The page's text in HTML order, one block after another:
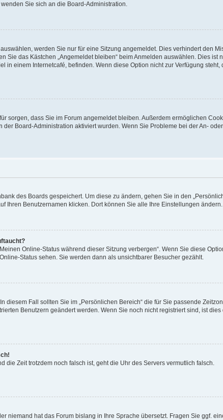
Sie sich an die Board-Administration.
werden Sie nur für eine Sitzung angemeldet. Dies verhindert den
Sie das Kästchen „Angemeldet bleiben“ beim Anmelden auswählen. Dies ist
in einem Internetcafé, befinden. Wenn diese Option nicht zur Verfügung steht,
sorgen, dass Sie im Forum angemeldet bleiben. Außerdem ermöglichen
Board-Administration aktiviert wurden. Wenn Sie Probleme bei der An- oder
des Boards gespeichert. Um diese zu ändern, gehen Sie in den
Ihren Benutzernamen klicken. Dort können Sie alle Ihre Einstellungen ändern.
Online-Status während dieser Sitzung verbergen“. Wenn Sie diese
Status sehen. Sie werden dann als unsichtbarer Besucher gezählt.
Fall sollten Sie im „Persönlichen Bereich“ die für Sie passende
Benutzern geändert werden. Wenn Sie noch nicht registriert sind, ist dies
Zeit trotzdem noch falsch ist, geht die Uhr des Servers vermutlich falsch.
niemand hat das Forum bislang in Ihre Sprache übersetzt. Fragen Sie ggf.